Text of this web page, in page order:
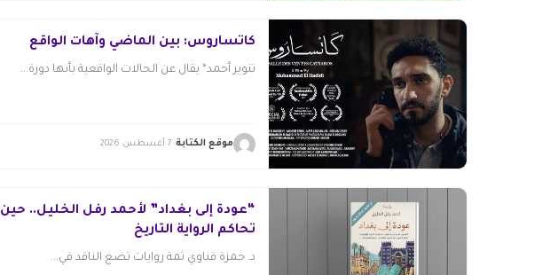
كاتساروس: بين الماضي وآهات الواقع
تنوير أحمد* يقال عن الحالات الواقعية بأنها دورة...
موقع الكتابة 7 أغسطس 2026
“عودة إلى بغداد” لأحمد رفل الخليل.. حين
تحاكم الرواية التاريخ
د. حمزة قناوي ثمة روايات تضع الناقد في...